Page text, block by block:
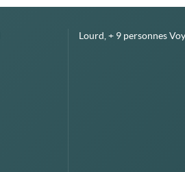
Lourd, + 9 personnes